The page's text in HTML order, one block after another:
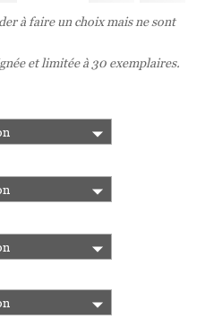
à faire un choix mais ne sont
et limitée à 30 exemplaires.